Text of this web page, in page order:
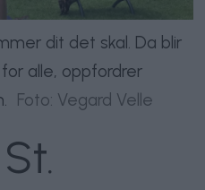
dit det skal. Da blir
alle, oppfordrer
Foto: Vegard Velle